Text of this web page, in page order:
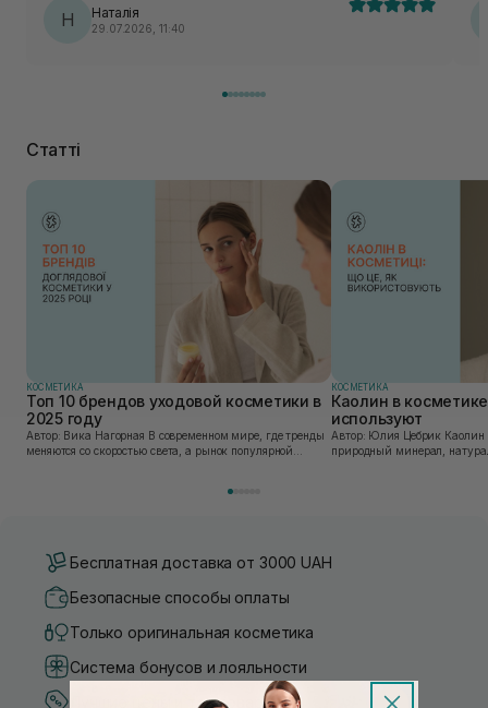
Н Наталія
29.07.2026, 11:40
Статті
КОСМЕТИКА
Топ 10 брендов уходовой косметики в
2025 году
Автор: Вика Нагорная В современном мире, где тренды
меняются со скоростью света, а рынок популярной
КОСМЕТИКА
Каолин в
используют
Автор: Юлия Цебрик Каолин в косметологии – это
природный минерал,
Бесплатная доставка от 3000 UAH
Безопасные способы оплаты
Только оригинальная косметика
Система бонусов и лояльности
Лучшие цены и топ товары